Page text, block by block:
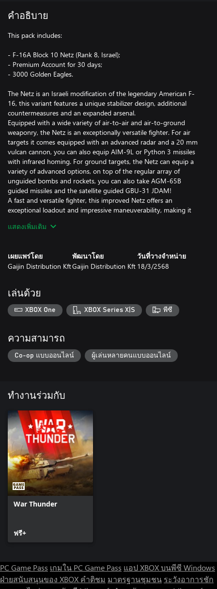
คำอธิบาย
This pack includes:
- F-16A Block 10 Netz (Rank 8, Israel);
- Premium Account for 30 days;
- 3000 Golden Eagles.
The Netz is an Israeli modification of the legendary American F-
16, this variant features a unique stabilizer design, additional
countermeasures and an expanded arsenal.
Equipped with a wide variety of air-to-air and air-to-ground
weaponry, the Netz is an exceptionally versatile fighter. For air
targets it comes equipped with an advanced radar and a 20 mm
vulcan cannon, you can also equip AIM-9L or Python 3 missiles
with infrared homing. For ground targets, the Netz can equip a
variety of advanced options, on top of the regular array of
unguided bombs and rockets, you can also take AGM-65B
guided missiles and the satellite guided GBU-31 JDAM!
A fast and versatile fighter, this improved Netz offers an
exceptional loadout and impressive maneuverability, making it
modifications.
Golden Eagles) you will earn more Research Points and Silver
Lions in battles for a set amount of days. This is cumulative with
bonuses from premium vehicles!
แสดงเพิ่มเติม
เผยแพร่โดย
Gaijin Distribution Kft
พัฒนาโดย
Gaijin Distribution Kft
วันที่วางจำหน่าย
18/3/2568
เล่นด้วย
XBOX One XBOX Series X|S พีซี
ความสามารถ
Co-op แบบออนไลน์ ผู้เล่นหลายคนแบบออนไลน์
ทำงานร่วมกับ
War Thunder
ฟรี+
PC Game Pass เกมใน PC Game Pass แอป XBOX บนพีซี Windows
ฝ่ายสนับสนุนของ XBOX คำติชม มาตรฐานชุมชน ระวังอาการชัก